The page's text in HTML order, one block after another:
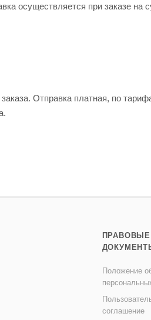
осуществляется при заказе на
Отправка платная, по
ПРАВОВЫЕ
Положение
соглашение